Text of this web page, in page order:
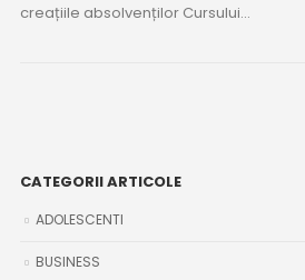
creațiile absolvenților Cursului...
CATEGORII ARTICOLE
ADOLESCENTI
BUSINESS